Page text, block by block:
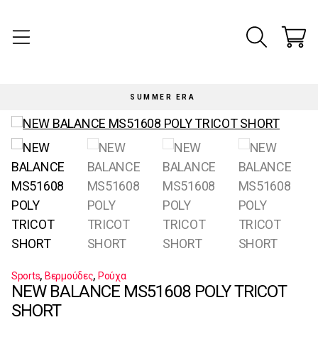
SUMMER ERA
Sports, Βερμούδες, Ρούχα
NEW BALANCE MS51608 POLY TRICOT
SHORT